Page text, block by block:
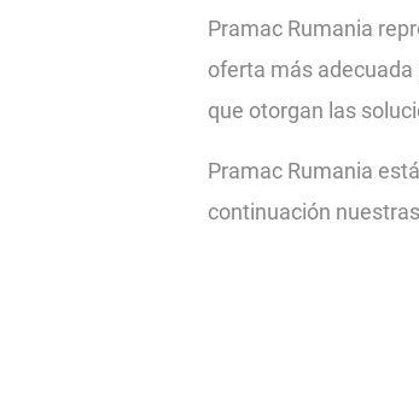
Pramac Rumania
oferta más
que otorgan las
Pramac Rumania
continuación